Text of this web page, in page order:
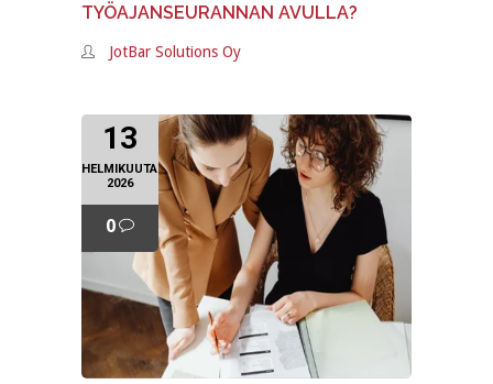
TYÖAJANSEURANNAN AVULLA?
JotBar Solutions Oy
13
HELMIKUUTA
2026
0